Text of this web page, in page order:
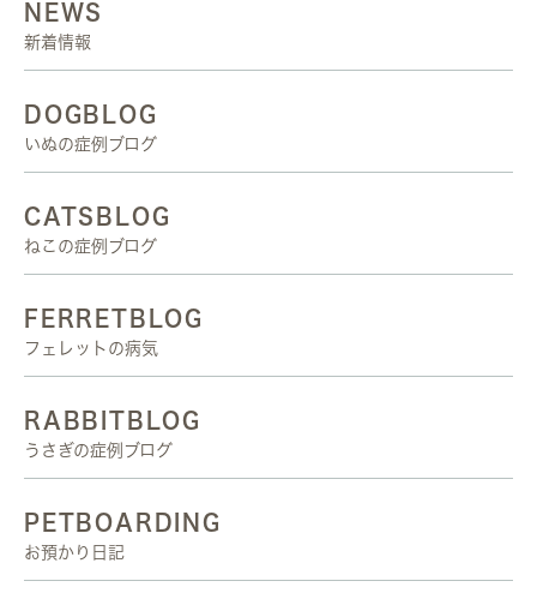
NEWS
新着情報
DOGBLOG
いぬの症例ブログ
CATSBLOG
ねこの症例ブログ
FERRETBLOG
フェレットの病気
RABBITBLOG
うさぎの症例ブログ
PETBOARDING
お預かり日記